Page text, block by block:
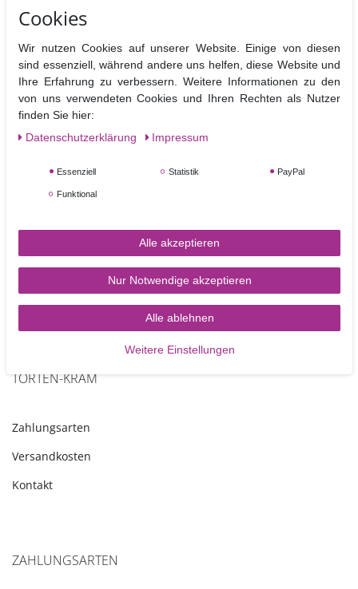
zum Leben. Damit setzten Sie Akzente oder betonen einzelne
Puderfarben können untereinander gemischt werden um immer wieder
neue Farbtöne zu erschaffen.
Diese Puderfarbe muss als Nicht essbar / Nicht giftig deklariert
können, verwendet werden.
weiterhin in roten Belegkirschen erlaubt ist, nicht jedoch in
Lebensmittelfarben .
TORTEN-KRAM
Zahlungsarten
Versandkosten
Kontakt
ZAHLUNGSARTEN
Cookies
Wir nutzen Cookies auf unserer Website. Einige von diesen
sind essenziell, während andere uns helfen, diese Website und
Ihre Erfahrung zu verbessern. Weitere Informationen zu den
von uns verwendeten Cookies und Ihren Rechten als Nutzer
finden Sie hier:
Daten­schutz­erklärung
Impressum
Essenziell Statistik PayPal
Funktional
Alle akzeptieren
Nur Notwendige akzeptieren
Alle ablehnen
Weitere Einstellungen